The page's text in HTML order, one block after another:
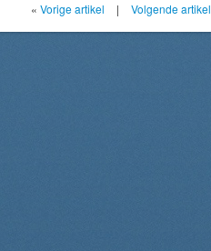
« Vorige artikel | Volgende artikel